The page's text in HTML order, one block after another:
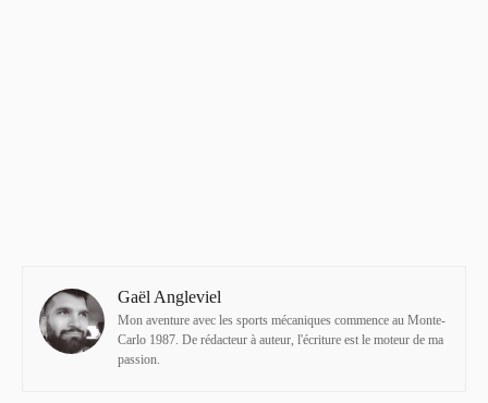
Gaël Angleviel
Mon aventure avec les sports mécaniques commence au Monte-
Carlo 1987. De rédacteur à auteur, l'écriture est le moteur de ma
passion.